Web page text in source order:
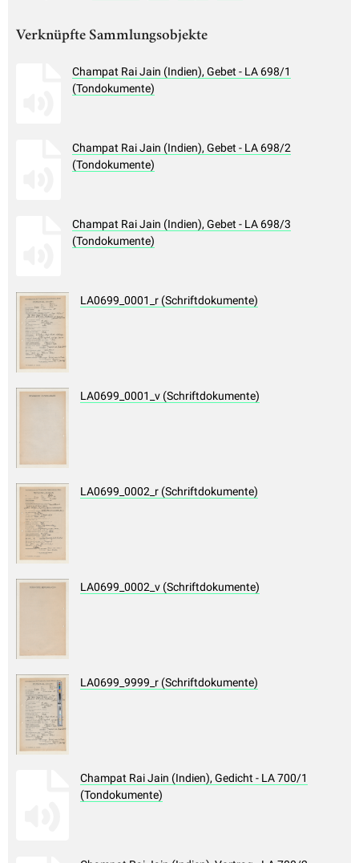
Verknüpfte Sammlungsobjekte
Champat Rai Jain (Indien), Gebet - LA 698/1
(Tondokumente)
Champat Rai Jain (Indien), Gebet - LA 698/2
(Tondokumente)
Champat Rai Jain (Indien), Gebet - LA 698/3
(Tondokumente)
LA0699_0001_r (Schriftdokumente)
LA0699_0001_v (Schriftdokumente)
LA0699_0002_r (Schriftdokumente)
LA0699_0002_v (Schriftdokumente)
LA0699_9999_r (Schriftdokumente)
Champat Rai Jain (Indien), Gedicht - LA 700/1
(Tondokumente)